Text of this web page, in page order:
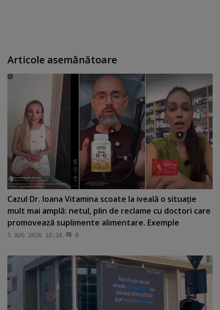
Articole asemănătoare
Cazul Dr. Ioana Vitamina scoate la iveală o situaţie
mult mai amplă: netul, plin de reclame cu doctori care
promovează suplimente alimentare. Exemple
5 AUG 2026 18:16 0